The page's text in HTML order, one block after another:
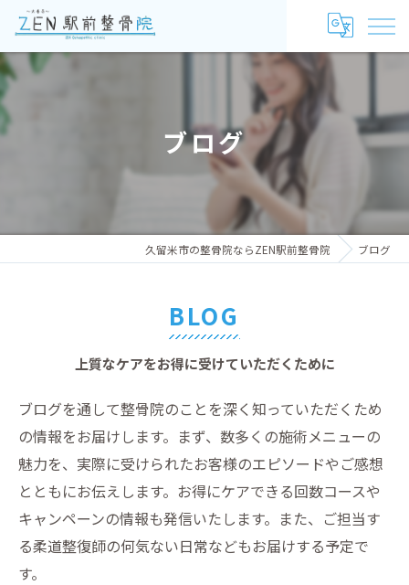
ブログ
久留米市の整骨院ならZEN駅前整骨院 ブログ
BLOG
上質なケアをお得に受けていただくために
ブログを通して整骨院のことを深く知っていただくため
の情報をお届けします。まず、数多くの施術メニューの
魅力を、実際に受けられたお客様のエピソードやご感想
とともにお伝えします。お得にケアできる回数コースや
キャンペーンの情報も発信いたします。また、ご担当す
る柔道整復師の何気ない日常などもお届けする予定で
す。